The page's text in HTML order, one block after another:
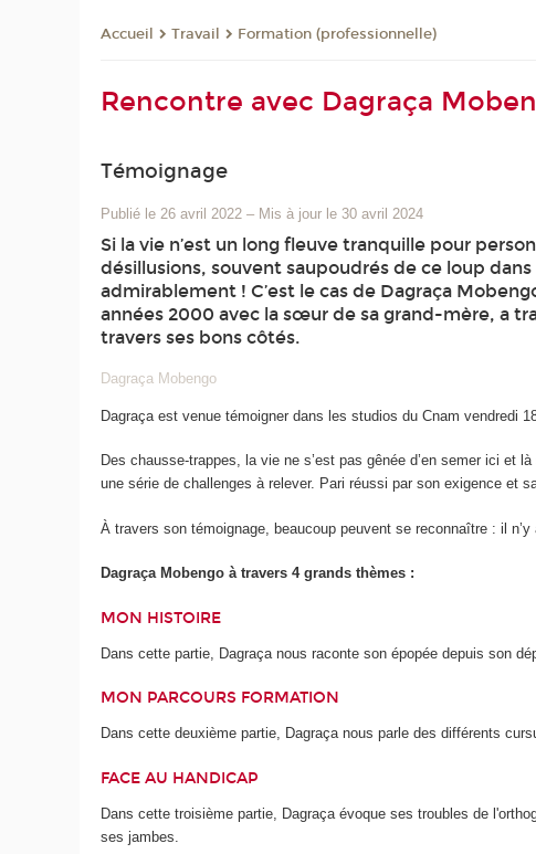
Accueil Travail Formation (professionnelle)
Rencontre avec Dagraça
Témoignage
Publié le 26 avril 2022 – Mis à jour le 30 avril 2024
Si la vie n’est un long fleuve tranquille pour
désillusions, souvent saupoudrés de ce loup
admirablement ! C’est le cas de Dagraça
années 2000 avec la sœur de sa grand-mère, a
travers ses bons côtés.
Dagraça Mobengo
Dagraça est venue témoigner dans les studios du Cnam vendredi
Des chausse-trappes, la vie ne s’est pas gênée d’en semer ici et
une série de challenges à relever. Pari réussi par son exigence et
À travers son témoignage, beaucoup peuvent se reconnaître : il
Dagraça Mobengo à travers 4 grands thèmes :
MON HISTOIRE
Dans cette partie, Dagraça nous raconte son épopée depuis son
MON PARCOURS FORMATION
Dans cette deuxième partie, Dagraça nous parle des différents
FACE AU HANDICAP
Dans cette troisième partie, Dagraça évoque ses troubles de
ses jambes.